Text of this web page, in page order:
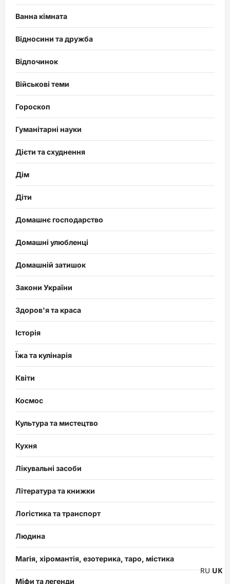
Ванна кімната
Відносини та дружба
Відпочинок
Військові теми
Гороскоп
Гуманітарні науки
Дієти та схуднення
Дім
Діти
Домашнє господарство
Домашні улюбленці
Домашній затишок
Закони України
Здоров'я та краса
Історія
Їжа та кулінарія
Квіти
Космос
Культура та мистецтво
Кухня
Лікувальні засоби
Література та книжки
Логістика та транспорт
Людина
Магія, хіромантія, езотерика, таро, містика
Міфи та легенди
RU UK